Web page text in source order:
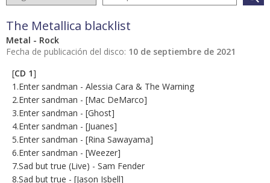
The Metallica blacklist
Metal - Rock
Fecha de publicación del disco: 10 de septiembre de 2021
[CD 1]
1.Enter sandman - Alessia Cara & The Warning
2.Enter sandman - [Mac DeMarco]
3.Enter sandman - [Ghost]
4.Enter sandman - [Juanes]
5.Enter sandman - [Rina Sawayama]
6.Enter sandman - [Weezer]
7.Sad but true (Live) - Sam Fender
8.Sad but true - [Jason Isbell]